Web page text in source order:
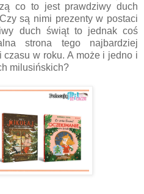
co to jest prawdziwy duch
są nimi prezenty w postaci
duch świąt to jednak coś
strona tego najbardziej
w roku. A może i jedno i
milusińskich?